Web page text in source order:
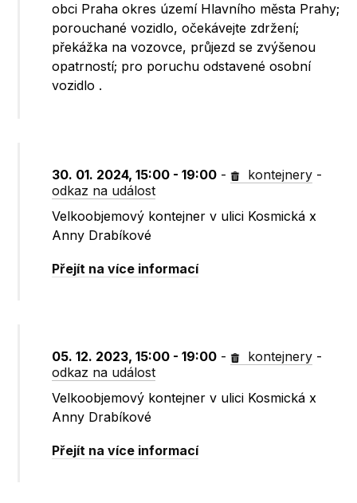
obci Praha okres území Hlavního města Prahy;
porouchané vozidlo, očekávejte zdržení;
překážka na vozovce, průjezd se zvýšenou
opatrností; pro poruchu odstavené osobní
vozidlo .
30. 01. 2024, 15:00 - 19:00 - kontejnery -
odkaz na událost
Velkoobjemový kontejner v ulici Kosmická x
Anny Drabíkové
Přejít na více informací
05. 12. 2023, 15:00 - 19:00 - kontejnery -
odkaz na událost
Velkoobjemový kontejner v ulici Kosmická x
Anny Drabíkové
Přejít na více informací